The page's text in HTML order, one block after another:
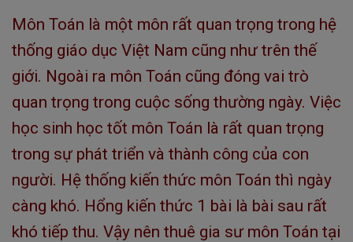
Môn Toán là một môn rất quan trọng trong hệ
thống giáo dục Việt Nam cũng như trên thế
giới. Ngoài ra môn Toán cũng đóng vai trò
quan trọng trong cuộc sống thường ngày. Việc
học sinh học tốt môn Toán là rất quan trọng
trong sự phát triển và thành công của con
người. Hệ thống kiến thức môn Toán thì ngày
càng khó. Hổng kiến thức 1 bài là bài sau rất
khó tiếp thu. Vậy nên thuê gia sư môn Toán tại